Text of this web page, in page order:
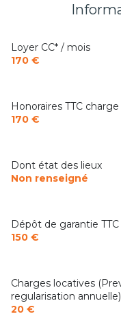
Loyer CC* / mois
170 €
Honoraires TTC
170 €
Dont état des lieux
Non renseigné
Dépôt de garantie TTC
150 €
Charges locatives
regularisation annuelle)
20 €